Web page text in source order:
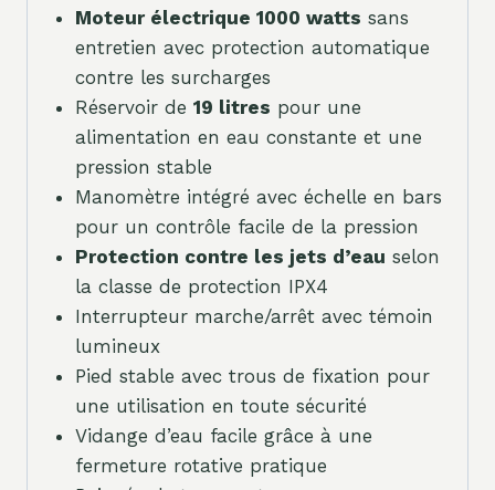
Moteur électrique 1000 watts sans
entretien avec protection automatique
contre les surcharges
Réservoir de 19 litres pour une
alimentation en eau constante et une
pression stable
Manomètre intégré avec échelle en bars
pour un contrôle facile de la pression
Protection contre les jets d’eau selon
la classe de protection IPX4
Interrupteur marche/arrêt avec témoin
lumineux
Pied stable avec trous de fixation pour
une utilisation en toute sécurité
Vidange d’eau facile grâce à une
fermeture rotative pratique